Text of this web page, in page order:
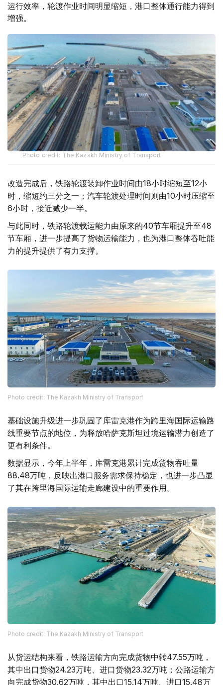
运行效率，轮渡作业时间明显缩短，港口整体通行能力得到
增强。
Photo credit: The Kazakh Ministry of Transport
改造完成后，铁路轮渡装卸作业时间由18小时缩短至12小
时，缩短约三分之一；汽车轮渡处理时间则由10小时压缩至
6小时，接近减少一半。
与此同时，铁路轮渡载运能力由原来的40节车厢提升至48
节车厢，进一步提高了货物运输能力，也为港口整体吞吐能
力的提升提供了有力支撑。
Photo credit: The Kazakh Ministry of Transport
基础设施升级进一步巩固了库雷克港作为跨里海国际运输路
线重要节点的地位，为释放哈萨克斯坦过境运输潜力创造了
更有利条件。
数据显示，今年上半年，库雷克港累计完成货物吞吐量
88.48万吨，反映出港口服务需求保持稳定，也进一步凸显
了其在跨里海国际运输走廊建设中的重要作用。
Photo credit: The Kazakh Ministry of Transport
从货运结构来看，铁路运输方向完成货物中转47.55万吨，
其中出口货物24.23万吨、进口货物23.32万吨；公路运输方
向完成货物30.62万吨，其中出口15.14万吨、进口15.48万